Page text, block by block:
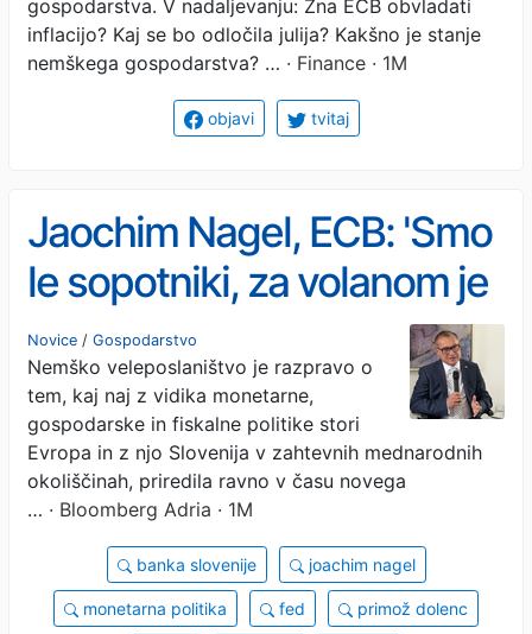
gospodarstva. V nadaljevanju: Zna ECB obvladati
inflacijo? Kaj se bo odločila julija? Kakšno je stanje
nemškega gospodarstva? … · Finance · 1M
objavi tvitaj
Jaochim Nagel, ECB: 'Smo
le sopotniki, za volanom je
geopolitična negotovost'
Novice / Gospodarstvo
Nemško veleposlaništvo je razpravo o
tem, kaj naj z vidika monetarne,
gospodarske in fiskalne politike stori
Evropa in z njo Slovenija v zahtevnih mednarodnih
okoliščinah, priredila ravno v času novega
… · Bloomberg Adria · 1M
banka slovenije joachim nagel
monetarna politika fed primož dolenc